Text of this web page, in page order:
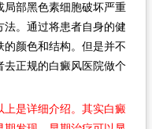
部黑色素细胞破坏严重
。通过将患者自身的健
颜色和结构。但是并不
正规的白癜风医院做个
上是详细介绍。其实白癜